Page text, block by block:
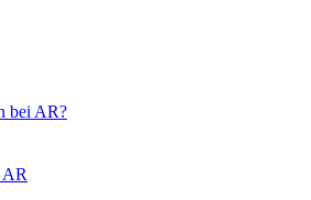
bei AR?